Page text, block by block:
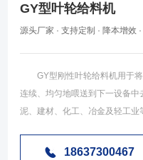
GY型叶轮给料机
源头厂家 · 支持定制 · 降本增效
GY型刚性叶轮给料机用于将
连续、均匀地喂送到下一设备
泥、建材、化工、冶金及轻工
机，它通过减速机出轴直接与
18637300467